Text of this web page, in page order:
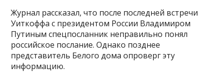
Журнал рассказал, что после последней встречи
Уиткоффа с президентом России Владимиром
Путиным спецпосланник неправильно понял
российское послание. Однако позднее
представитель Белого дома опроверг эту
информацию.